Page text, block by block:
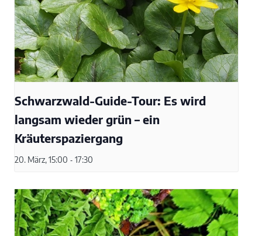
Schwarzwald-Guide-Tour: Es wird
langsam wieder grün – ein
Kräuterspaziergang
20. März, 15:00 - 17:30